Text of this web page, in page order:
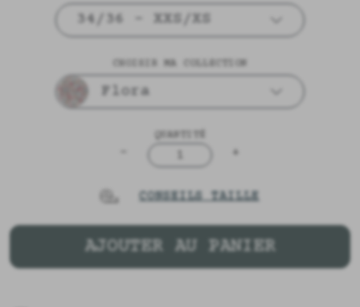
34/36 - XXS/XS
CHOISIR MA COLLECTION
Flora
QUANTITÉ
+
CONSEILS TAILLE
AJOUTER AU PANIER